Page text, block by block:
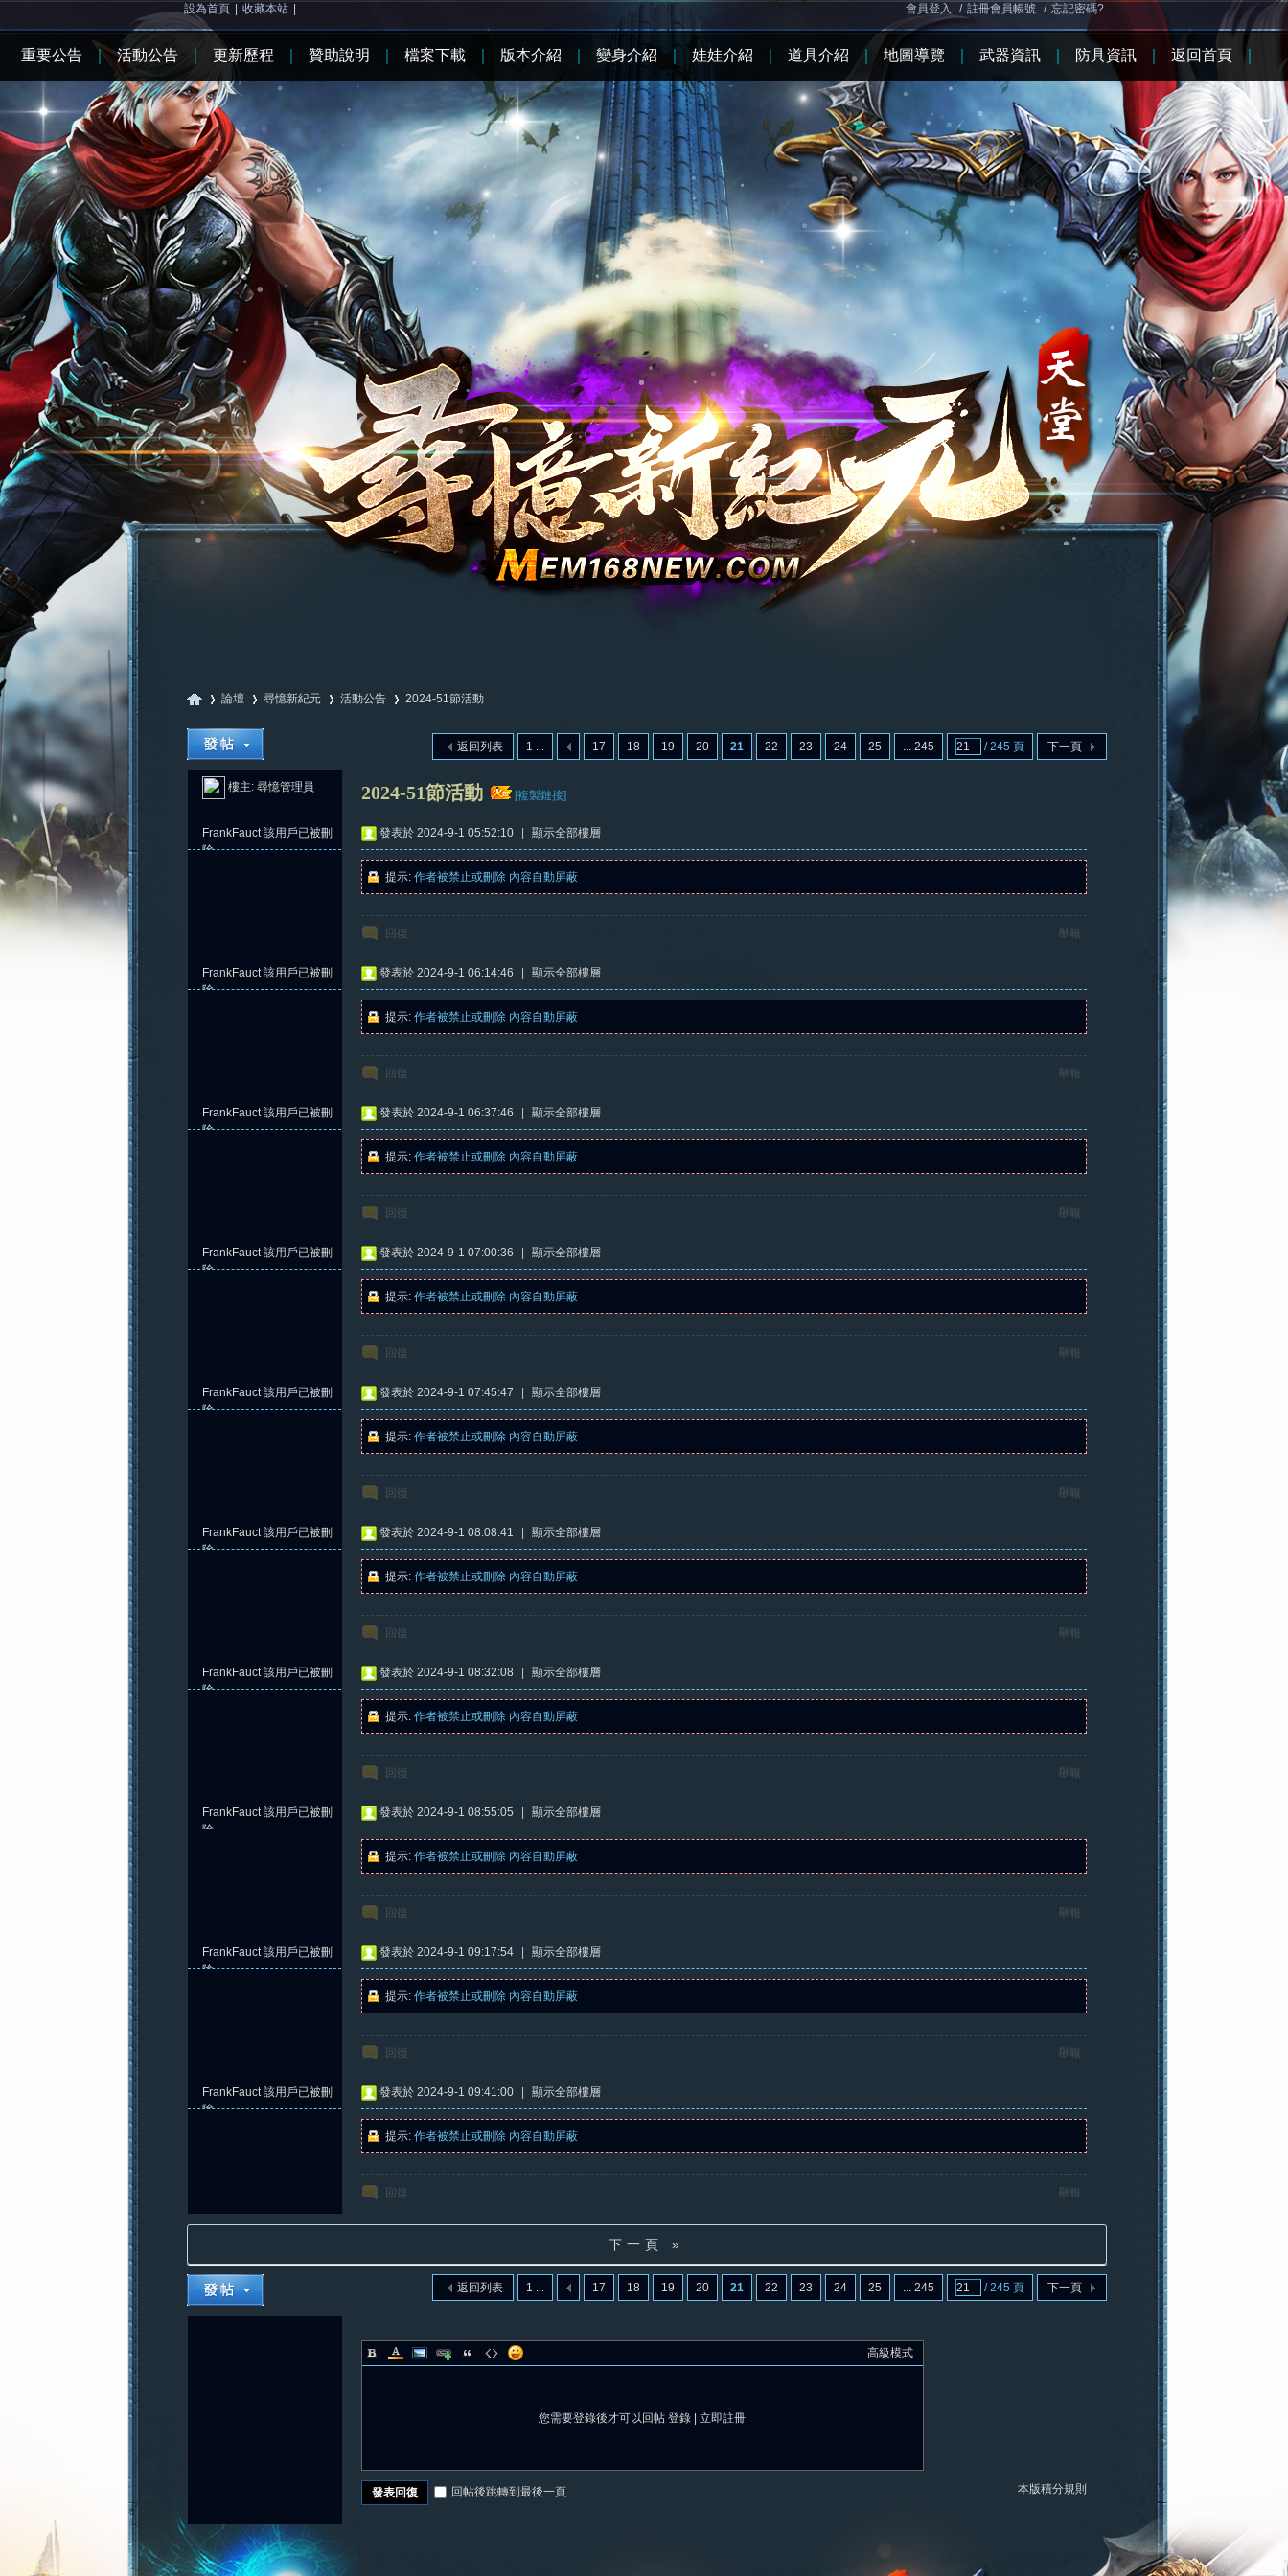
設為首頁 收藏本站 會員登入 / 註冊會員帳號 / 忘記密碼?
元
»
論壇
›
尋憶新紀元 活動公告 2024-51節活動
1 ... 17 18 19 20 21 22 23 24 25 ... 245 / 245 頁 下一頁
返回列表
樓主: 尋憶管理員 2024-51節活動 [複製鏈接]
FrankFauct該用戶已被刪
除
發表於 2024-9-1 05:52:10 顯示全部樓層
提示: 作者被禁止或刪除 內容自動屏蔽
回復 舉報
FrankFauct該用戶已被刪
除
發表於 2024-9-1 06:14:46 顯示全部樓層
提示: 作者被禁止或刪除 內容自動屏蔽
回復 舉報
FrankFauct該用戶已被刪
除
發表於 2024-9-1 06:37:46 顯示全部樓層
提示: 作者被禁止或刪除 內容自動屏蔽
回復 舉報
FrankFauct該用戶已被刪
除
發表於 2024-9-1 07:00:36 顯示全部樓層
提示: 作者被禁止或刪除 內容自動屏蔽
回復 舉報
FrankFauct該用戶已被刪
除
發表於 2024-9-1 07:45:47 顯示全部樓層
提示: 作者被禁止或刪除 內容自動屏蔽
回復 舉報
FrankFauct該用戶已被刪
除
發表於 2024-9-1 08:08:41 顯示全部樓層
提示: 作者被禁止或刪除 內容自動屏蔽
回復 舉報
FrankFauct該用戶已被刪
除
發表於 2024-9-1 08:32:08 顯示全部樓層
提示: 作者被禁止或刪除 內容自動屏蔽
回復 舉報
FrankFauct該用戶已被刪
除
發表於 2024-9-1 08:55:05 顯示全部樓層
提示: 作者被禁止或刪除 內容自動屏蔽
回復 舉報
FrankFauct該用戶已被刪
除
發表於 2024-9-1 09:17:54 顯示全部樓層
提示: 作者被禁止或刪除 內容自動屏蔽
回復 舉報
FrankFauct該用戶已被刪
除
發表於 2024-9-1 09:41:00 顯示全部樓層
提示: 作者被禁止或刪除 內容自動屏蔽
回復 舉報
下一頁 »
1 ... 17 18 19 20 21 22 23 24 25 ... 245 / 245 頁 下一頁
返回列表
高級模式
您需要登錄後才可以回帖 登錄 立即註冊
本版積分規則
發表回復 回帖後跳轉到最後一頁